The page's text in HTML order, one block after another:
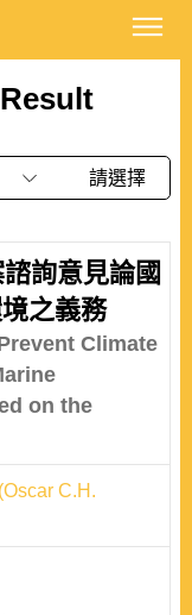
請選擇
詢意見論國
之義務
Climate
on the
C.H.